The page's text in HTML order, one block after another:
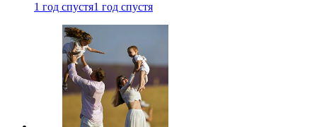
1 год спустя1 год спустя